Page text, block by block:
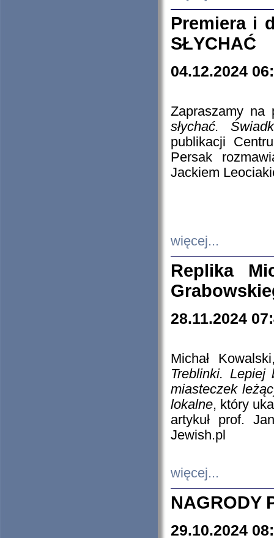
Premiera i
SŁYCHAĆ
04.12.2024
Zapraszamy
słychać.
publikacji
Persak
Jackiem
więcej...
Replika
28.11.2024
Michał
Treblinki. Lepiej
miasteczek
lokalne, który
artykuł prof.
Jewish.pl
więcej...
NAGRODY
29.10.2024